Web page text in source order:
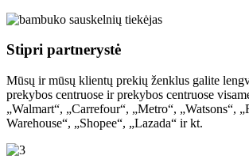
Stipri partnerystė
Mūsų ir mūsų klientų prekių ženklus galite
prekybos centruose ir prekybos centruose
„Walmart“, „Carrefour“, „Metro“, „Watsons“,
Warehouse“, „Shopee“, „Lazada“ ir kt.